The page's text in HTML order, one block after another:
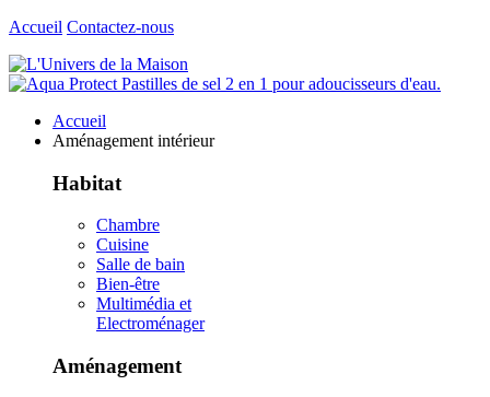
Accueil Contactez-nous
Accueil
Aménagement intérieur
Habitat
Chambre
Cuisine
Salle de bain
Bien-être
Multimédia et
Electroménager
Aménagement